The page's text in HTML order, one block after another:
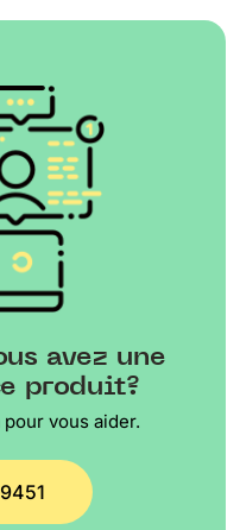
avez une
produit?
vous aider.